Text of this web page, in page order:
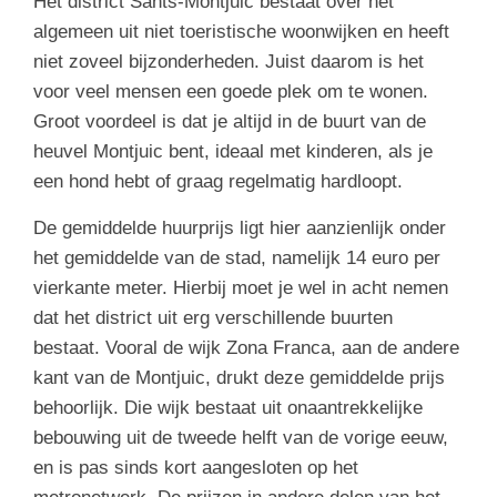
algemeen uit niet toeristische woonwijken en heeft
niet zoveel bijzonderheden. Juist daarom is het
voor veel mensen een goede plek om te wonen.
Groot voordeel is dat je altijd in de buurt van de
heuvel Montjuic bent, ideaal met kinderen, als je
een hond hebt of graag regelmatig hardloopt.
De gemiddelde huurprijs ligt hier aanzienlijk onder
het gemiddelde van de stad, namelijk 14 euro per
vierkante meter. Hierbij moet je wel in acht nemen
dat het district uit erg verschillende buurten
bestaat. Vooral de wijk Zona Franca, aan de andere
kant van de Montjuic, drukt deze gemiddelde prijs
behoorlijk. Die wijk bestaat uit onaantrekkelijke
bebouwing uit de tweede helft van de vorige eeuw,
en is pas sinds kort aangesloten op het